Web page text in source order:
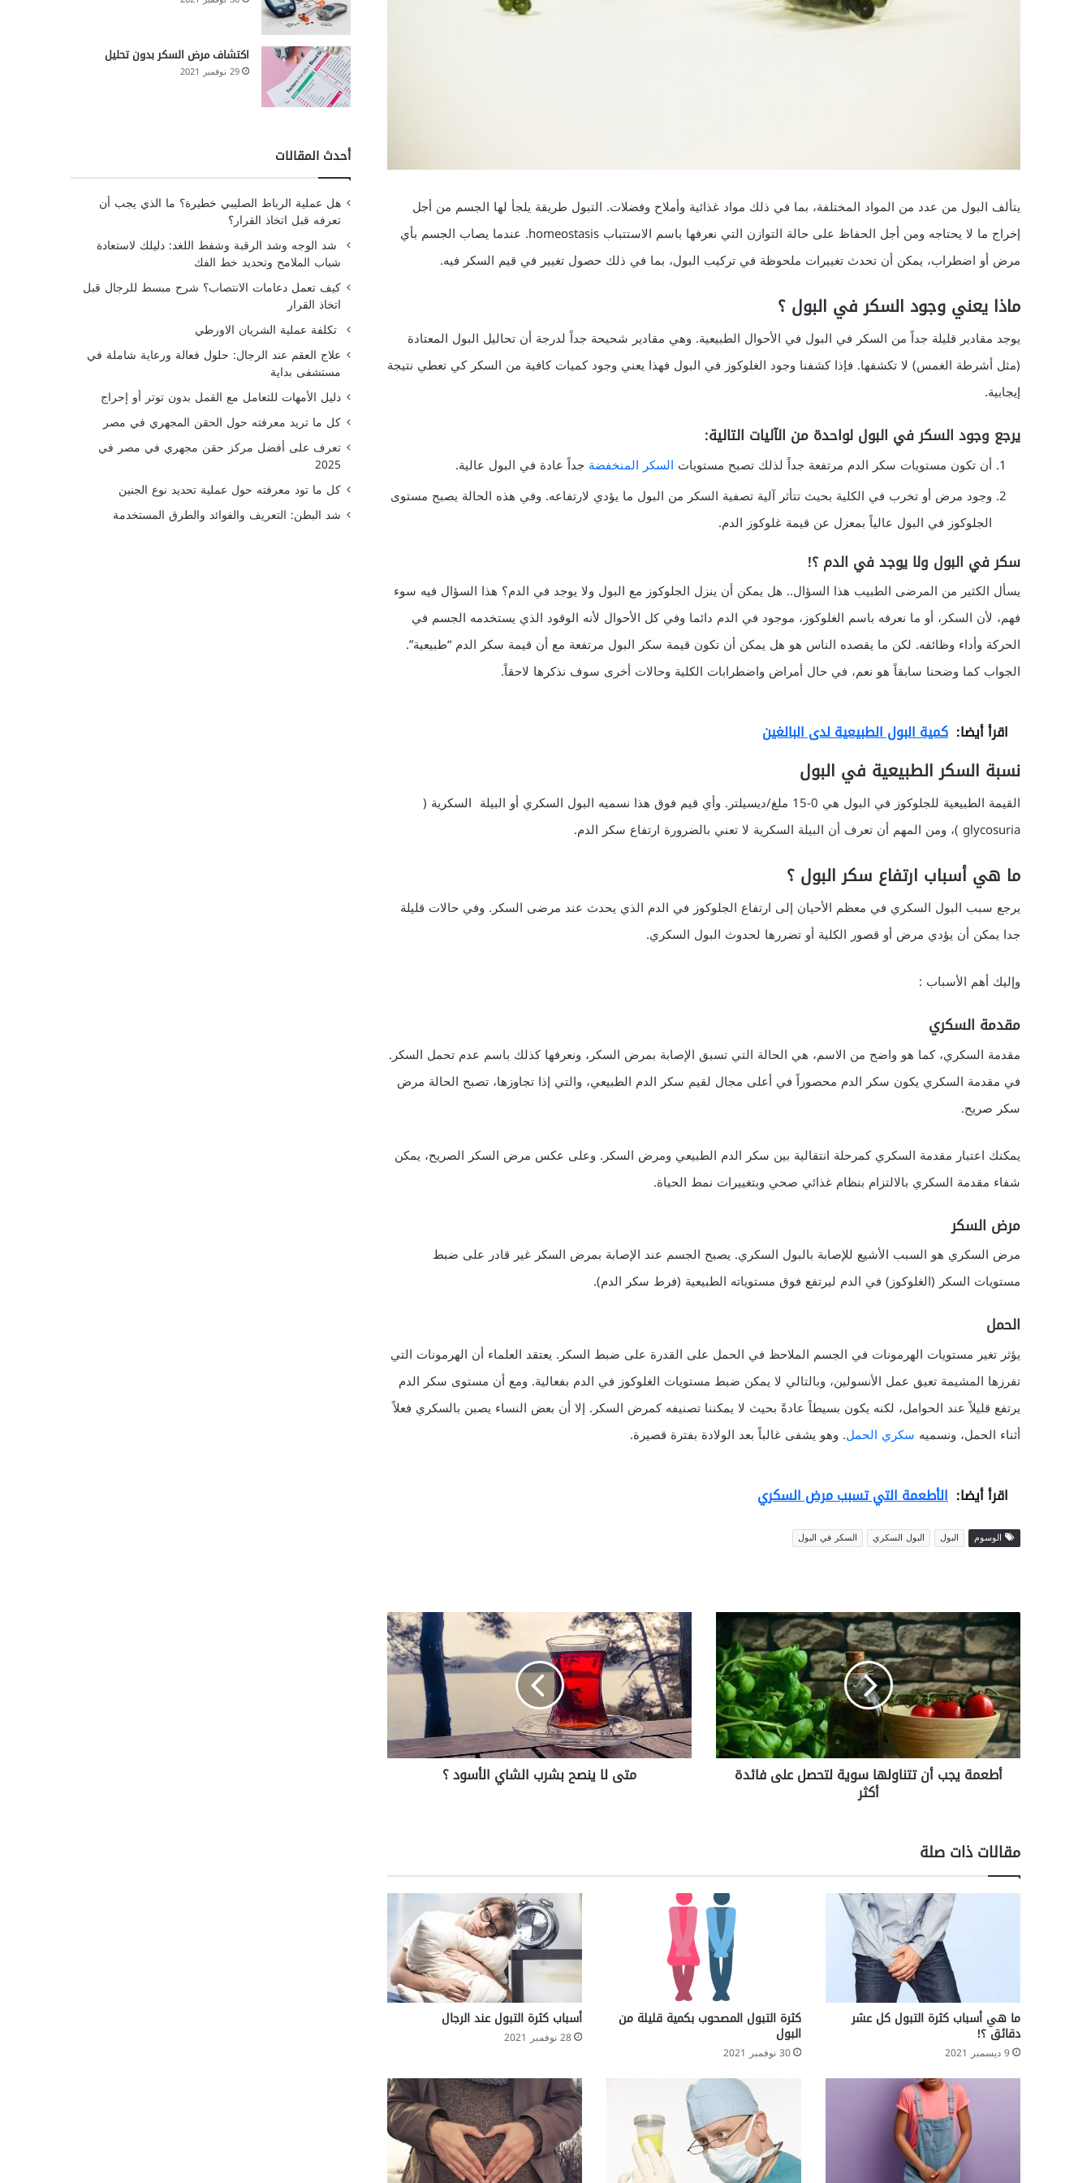
يتألف البول من عدد من المواد المختلفة، بما في ذلك مواد غذائية وأملاح وفضلات. التبول طريقة يلجأ لها الجسم من أجل
إخراج ما لا يحتاجه ومن أجل الحفاظ على حالة التوازن التي نعرفها باسم الاستتباب homeostasis. عندما يصاب الجسم بأي
مرض أو اضطراب، يمكن أن تحدث تغييرات ملحوظة في تركيب البول، بما في ذلك حصول تغيير في قيم السكر فيه.
ماذا يعني وجود السكر في البول ؟
يوجد مقادير قليلة جداً من السكر في البول في الأحوال الطبيعية. وهي مقادير شحيحة جداً لدرجة أن تحاليل البول المعتادة
(مثل أشرطة الغمس) لا تكشفها. فإذا كشفنا وجود الغلوكوز في البول فهذا يعني وجود كميات كافية من السكر كي تعطي نتيجة
إيجابية.
يرجع وجود السكر في البول لواحدة من الآليات التالية:
أن تكون مستويات سكر الدم مرتفعة جداً لذلك تصبح مستويات السكر المنخفضة جداً عادة في البول عالية.
وجود مرض أو تخرب في الكلية بحيث تتأثر آلية تصفية السكر من البول ما يؤدي لارتفاعه. وفي هذه الحالة يصبح مستوى
الجلوكوز في البول عالياً بمعزل عن قيمة غلوكوز الدم.
سكر في البول ولا يوجد في الدم ؟!
يسأل الكثير من المرضى الطبيب هذا السؤال.. هل يمكن أن ينزل الجلوكوز مع البول ولا يوجد في الدم؟ هذا السؤال فيه سوء
فهم، لأن السكر، أو ما نعرفه باسم الغلوكوز، موجود في الدم دائما وفي كل الأحوال لأنه الوقود الذي يستخدمه الجسم في
الحركة وأداء وظائفه. لكن ما يقصده الناس هو هل يمكن أن تكون قيمة سكر البول مرتفعة مع أن قيمة سكر الدم “طبيعية”.
الجواب كما وضحنا سابقاً هو نعم، في حال أمراض واضطرابات الكلية وحالات أخرى سوف نذكرها لاحقاً.
اقرأ أيضا: كمية البول الطبيعية لدى البالغين
نسبة السكر الطبيعية في البول
القيمة الطبيعية للجلوكوز في البول هي 0-15 ملغ/ديسيلتر. وأي قيم فوق هذا نسميه البول السكري أو البيلة السكرية (
glycosuria )، ومن المهم أن تعرف أن البيلة السكرية لا تعني بالضرورة ارتفاع سكر الدم.
ما هي أسباب ارتفاع سكر البول ؟
يرجع سبب البول السكري في معظم الأحيان إلى ارتفاع الجلوكوز في الدم الذي يحدث عند مرضى السكر. وفي حالات قليلة
جدا يمكن أن يؤدي مرض أو قصور الكلية أو تضررها لحدوث البول السكري.
وإليك أهم الأسباب :
مقدمة السكري
مقدمة السكري، كما هو واضح من الاسم، هي الحالة التي تسبق الإصابة بمرض السكر، ونعرفها كذلك باسم عدم تحمل السكر.
في مقدمة السكري يكون سكر الدم محصوراً في أعلى مجال لقيم سكر الدم الطبيعي، والتي إذا تجاوزها، تصبح الحالة مرض
سكر صريح.
يمكنك اعتبار مقدمة السكري كمرحلة انتقالية بين سكر الدم الطبيعي ومرض السكر. وعلى عكس مرض السكر الصريح، يمكن
شفاء مقدمة السكري بالالتزام بنظام غذائي صحي وبتغييرات نمط الحياة.
مرض السكر
مرض السكري هو السبب الأشيع للإصابة بالبول السكري. يصبح الجسم عند الإصابة بمرض السكر غير قادر على ضبط
مستويات السكر (الغلوكوز) في الدم ليرتفع فوق مستوياته الطبيعية (فرط سكر الدم).
الحمل
يؤثر تغير مستويات الهرمونات في الجسم الملاحظ في الحمل على القدرة على ضبط السكر. يعتقد العلماء أن الهرمونات التي
تفرزها المشيمة تعيق عمل الأنسولين، وبالتالي لا يمكن ضبط مستويات الغلوكوز في الدم بفعالية. ومع أن مستوى سكر الدم
يرتفع قليلاً عند الحوامل، لكنه يكون بسيطاً عادةً بحيث لا يمكننا تصنيفه كمرض السكر. إلا أن بعض النساء يصبن بالسكري فعلاً
أثناء الحمل، ونسميه سكري الحمل. وهو يشفى غالباً بعد الولادة بفترة قصيرة.
اقرأ أيضا: الأطعمة التي تسبب مرض السكري
الوسوم البول البول السكري السكر في البول
أطعمة
يجب
أن
تتناولها
سوية
لتحصل
على
فائدة
أكثر
أطعمة يجب أن تتناولها سوية لتحصل على فائدة
أكثر
متى
ينصح
بشرب
الشاي
الأسود
؟
متى لا ينصح بشرب الشاي الأسود ؟
مقالات ذات صلة
ما هي أسباب كثرة التبول كل عشر
دقائق ؟!
9 ديسمبر 2021
كثرة التبول المصحوب بكمية قليلة من
البول
30 نوفمبر 2021
أسباب كثرة التبول عند الرجال
28 نوفمبر 2021
اكتشاف مرض السكر بدون تحليل
29 نوفمبر 2021
أحدث المقالات
هل عملية الرباط الصليبي خطيرة؟ ما الذي يجب أن
تعرفه قبل اتخاذ القرار؟
شد الوجه وشد الرقبة وشفط اللغد: دليلك لاستعادة
شباب الملامح وتحديد خط الفك
كيف تعمل دعامات الانتصاب؟ شرح مبسط للرجال قبل
اتخاذ القرار
تكلفة عملية الشريان الاورطي
علاج العقم عند الرجال: حلول فعالة ورعاية شاملة في
مستشفى بداية
دليل الأمهات للتعامل مع القمل بدون توتر أو إحراج
كل ما تريد معرفته حول الحقن المجهري في مصر
تعرف على أفضل مركز حقن مجهري في مصر في
2025
كل ما تود معرفته حول عملية تحديد نوع الجنين
شد البطن: التعريف والفوائد والطرق المستخدمة